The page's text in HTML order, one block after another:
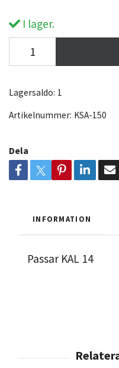
I lager.
Lagersaldo: 1
Artikelnummer: KSA-150
Dela
INFORMATION
Passar KAL 14